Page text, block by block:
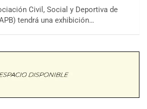
Civil, Social y Deportiva de
tendrá una exhibición…